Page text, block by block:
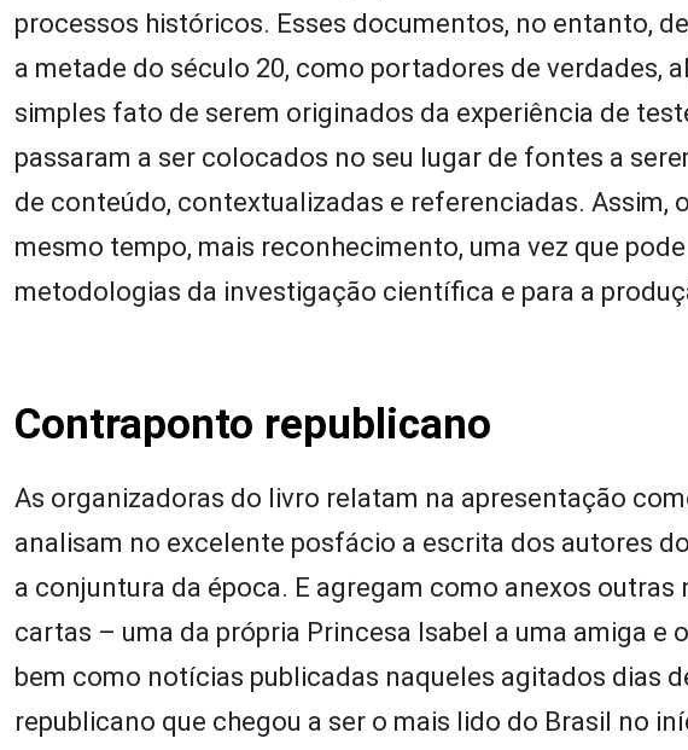
processos históricos. Esses documentos, no entanto,
a metade do século 20, como portadores de verdades,
simples fato de serem originados da experiência de
passaram a ser colocados no seu lugar de fontes a
de conteúdo, contextualizadas e referenciadas. Assim,
mesmo tempo, mais reconhecimento, uma vez que
metodologias da investigação científica e para a
Contraponto republicano
As organizadoras do livro relatam na apresentação
analisam no excelente posfácio a escrita dos autores
a conjuntura da época. E agregam como anexos
cartas – uma da própria Princesa Isabel a uma amiga e
bem como notícias publicadas naqueles agitados dias
republicano que chegou a ser o mais lido do Brasil no